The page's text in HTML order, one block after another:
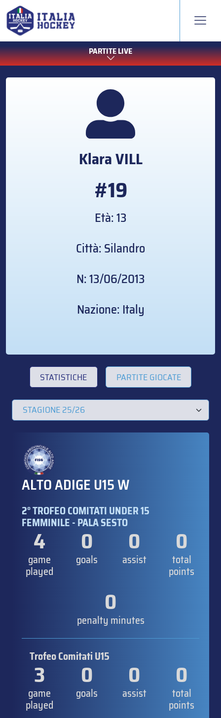
PARTITE LIVE
KlaraVILL
#19
Età: 13
Città: Silandro
N: 13/06/2013
Nazione: Italy
STATISTICHE PARTITE GIOCATE
ALTO ADIGE U15 W
2° TROFEO COMITATI UNDER 15
FEMMINILE - PALA SESTO
4
game
played
0
goals
0
assist
0
total
points
0
penalty minutes
Trofeo Comitati U15
3
game
played
0
goals
0
assist
0
total
points